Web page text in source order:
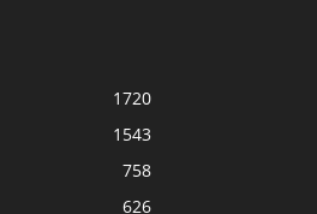
1720
1543
758
626